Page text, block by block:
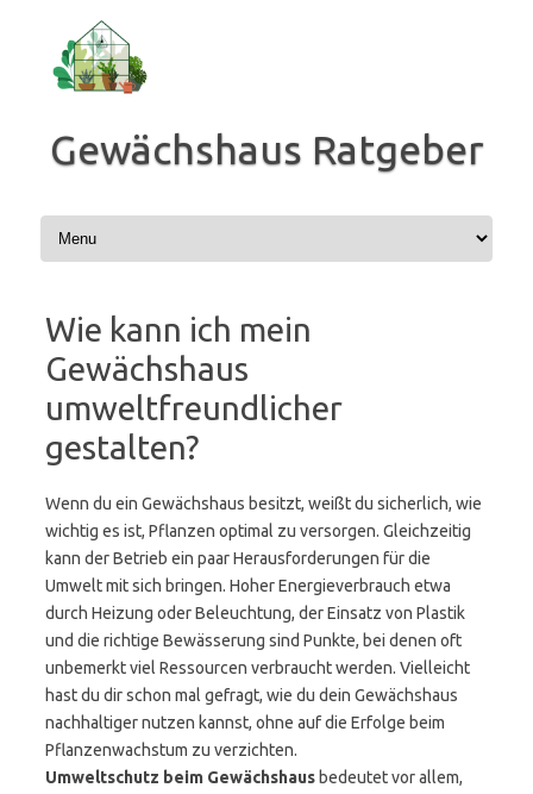
springen
Gewächshaus Ratgeber
Wie kann ich mein
Gewächshaus
umweltfreundlicher
gestalten?
Wenn du ein Gewächshaus besitzt, weißt du sicherlich, wie
wichtig es ist, Pflanzen optimal zu versorgen. Gleichzeitig
kann der Betrieb ein paar Herausforderungen für die
Umwelt mit sich bringen. Hoher Energieverbrauch etwa
durch Heizung oder Beleuchtung, der Einsatz von Plastik
und die richtige Bewässerung sind Punkte, bei denen oft
unbemerkt viel Ressourcen verbraucht werden. Vielleicht
hast du dir schon mal gefragt, wie du dein Gewächshaus
nachhaltiger nutzen kannst, ohne auf die Erfolge beim
Pflanzenwachstum zu verzichten.
Umweltschutz beim Gewächshaus bedeutet vor allem,